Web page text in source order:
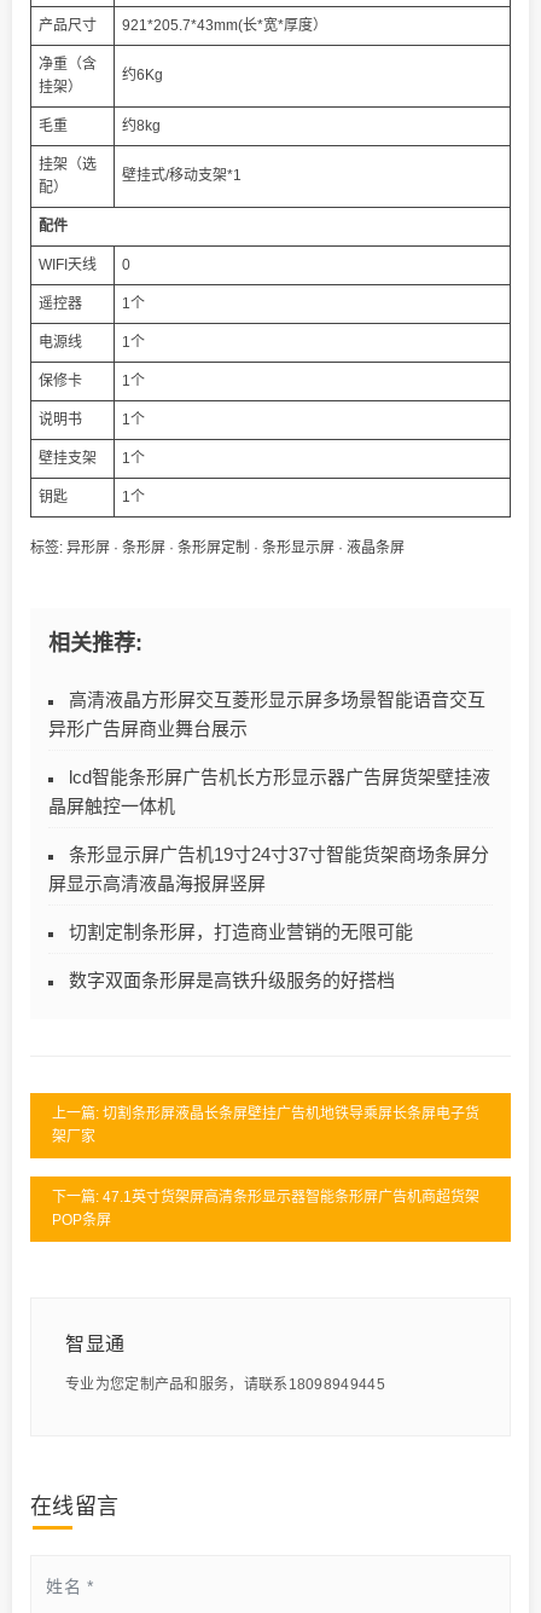
产品尺寸 921*205.7*43mm(长*宽*厚度）
净重（含
挂架）
约6Kg
毛重 约8kg
挂架（选
配）
壁挂式/移动支架*1
配件
WIFI天线 0
遥控器 1个
电源线 1个
保修卡 1个
说明书 1个
壁挂支架 1个
钥匙 1个
标签: 异形屏 · 条形屏 · 条形屏定制 · 条形显示屏 · 液晶条屏
相关推荐:
高清液晶方形屏交互菱形显示屏多场景智能语音交互
异形广告屏商业舞台展示
lcd智能条形屏广告机长方形显示器广告屏货架壁挂液
晶屏触控一体机
条形显示屏广告机19寸24寸37寸智能货架商场条屏分
屏显示高清液晶海报屏竖屏
切割定制条形屏，打造商业营销的无限可能
数字双面条形屏是高铁升级服务的好搭档
上一篇: 切割条形屏液晶长条屏壁挂广告机地铁导乘屏长条屏电子货
架厂家
下一篇: 47.1英寸货架屏高清条形显示器智能条形屏广告机商超货架
POP条屏
智显通
专业为您定制产品和服务，请联系18098949445
在线留言